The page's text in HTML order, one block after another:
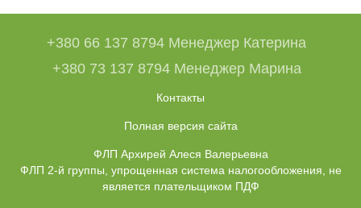
+380 66 137 8794 Менеджер Катерина
+380 73 137 8794 Менеджер Марина
Контакты
Полная версия сайта
ФЛП Архирей Алеся Валерьевна
ФЛП 2-й группы, упрощенная система налогообложения, не
является плательщиком ПДФ